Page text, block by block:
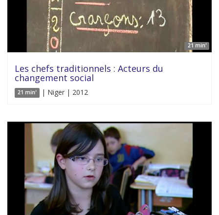
21 min'
Les chefs traditionnels : Acteurs du
changement social
21 min' | Niger | 2012